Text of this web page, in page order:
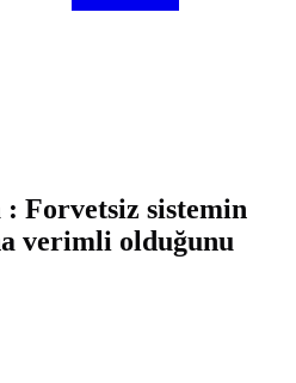
Forvetsiz sistemin
verimli olduğunu